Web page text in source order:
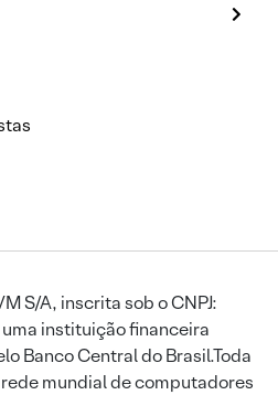
S/A, inscrita sob o CNPJ:
instituição financeira
Banco Central do Brasil.Toda
mundial de computadores